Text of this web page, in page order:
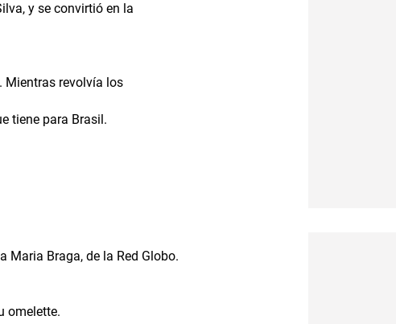
y se convirtió en la
Mientras revolvía los
tiene para Brasil.